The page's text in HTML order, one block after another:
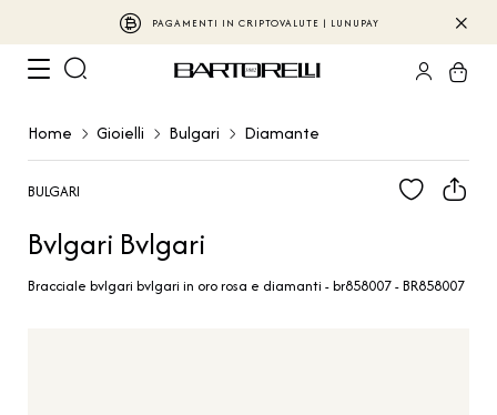
PAGAMENTI IN CRIPTOVALUTE | LUNUPAY
Home Gioielli Bulgari Diamante
BULGARI
Bvlgari Bvlgari
Bracciale bvlgari bvlgari in oro rosa e diamanti - br858007 - BR858007